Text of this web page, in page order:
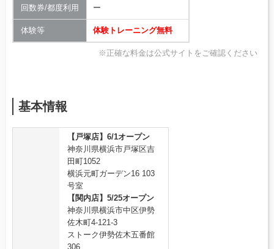
回数券/都度利用 ー
体験等 体験トレーニング無料
※正確な料金は公式サイトをご確認ください
基本情報
【戸塚店】6/1オープン
神奈川県横浜市戸塚区吉
田町1052
横浜元町ガーデン16 103
号室
【関内店】5/25オープン
神奈川県横浜市中区伊勢
佐木町4-121-3
ストーク伊勢佐木五番館
306